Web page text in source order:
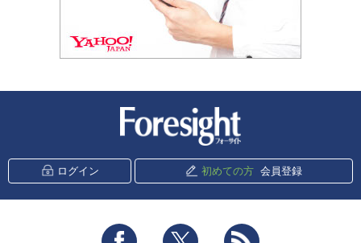
ログイン 初めての方 会員登録
Facebook Twitter